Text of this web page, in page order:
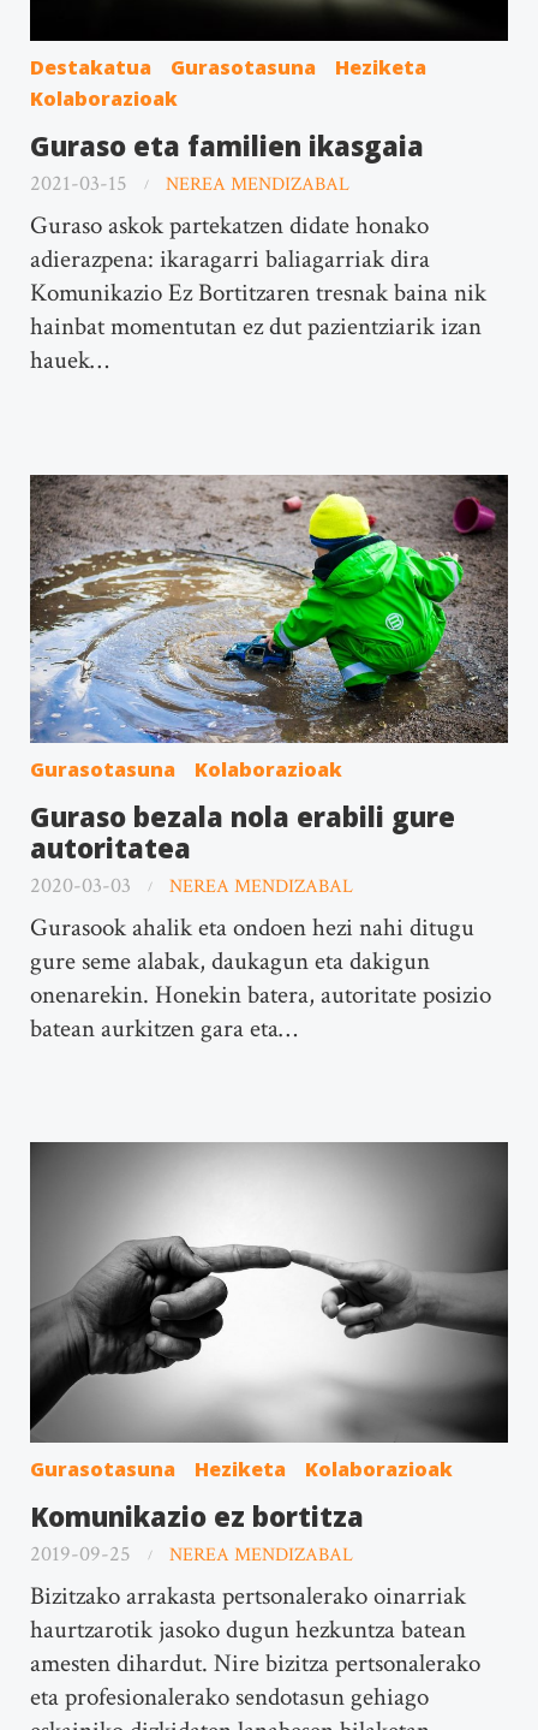
Destakatua Gurasotasuna
Heziketa
Kolaborazioak
Guraso eta familien ikasgaia
2021-03-15 NEREA MENDIZABAL
Guraso askok partekatzen didate honako
adierazpena: ikaragarri baliagarriak dira
Komunikazio Ez Bortitzaren tresnak baina nik
hainbat momentutan ez dut pazientziarik izan
hauek…
Gurasotasuna Kolaborazioak
Guraso bezala nola erabili gure
autoritatea
2020-03-03 NEREA MENDIZABAL
Gurasook ahalik eta ondoen hezi nahi ditugu
gure seme alabak, daukagun eta dakigun
onenarekin. Honekin batera, autoritate posizio
batean aurkitzen gara eta…
Gurasotasuna Heziketa Kolaborazioak
Komunikazio ez bortitza
2019-09-25 NEREA MENDIZABAL
Bizitzako arrakasta pertsonalerako oinarriak
haurtzarotik jasoko dugun hezkuntza batean
amesten dihardut. Nire bizitza pertsonalerako
eta profesionalerako sendotasun gehiago